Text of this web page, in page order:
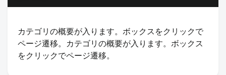
カテゴリの概要が入ります。ボックスをクリックで
ページ遷移。カテゴリの概要が入ります。ボックス
をクリックでページ遷移。